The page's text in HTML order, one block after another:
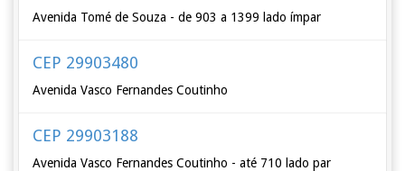
Avenida Tomé de Souza - de 903 a 1399 lado ímpar
CEP 29903480
Avenida Vasco Fernandes Coutinho
CEP 29903188
Avenida Vasco Fernandes Coutinho - até 710 lado par